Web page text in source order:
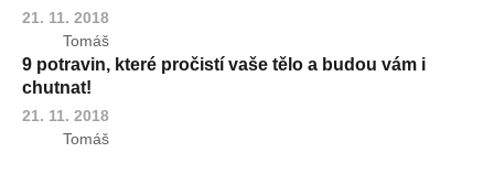
21. 11. 2018
Tomáš
9 potravin, které pročistí vaše tělo a budou vám i
chutnat!
21. 11. 2018
Tomáš